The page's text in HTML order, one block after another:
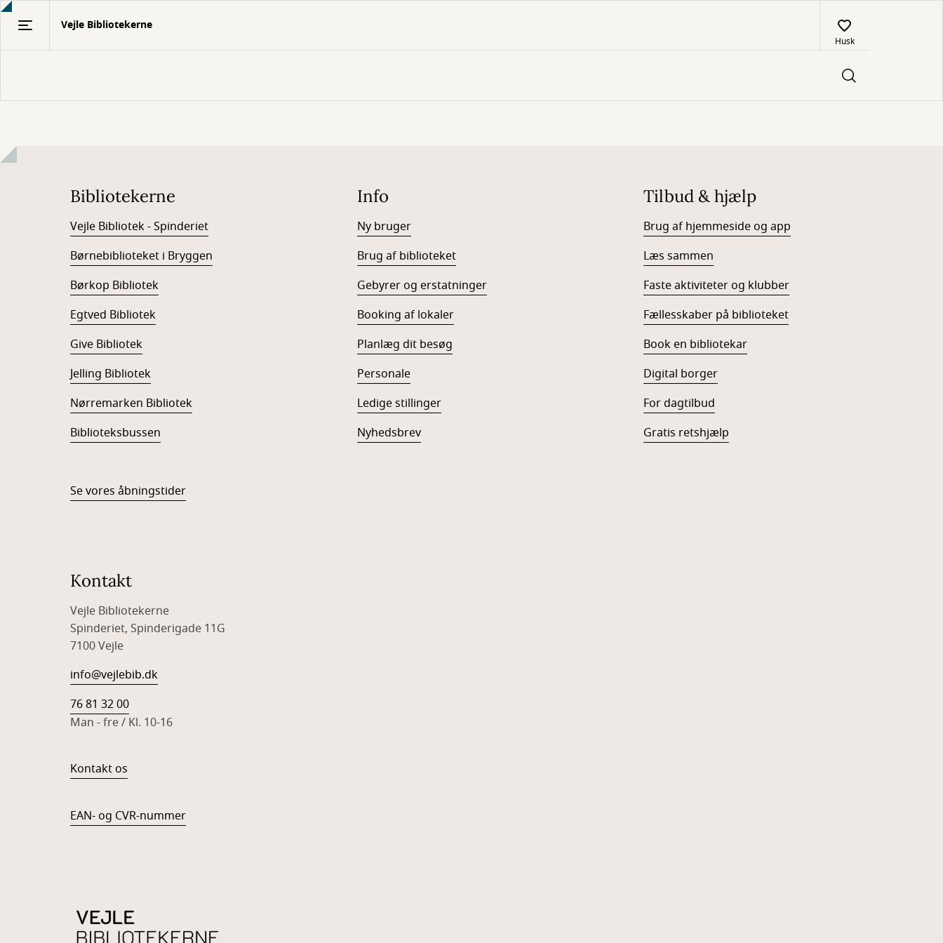
Gå
Vejle Bibliotekerne
Husk
Bibliotekerne
Vejle Bibliotek - Spinderiet
Børnebiblioteket i Bryggen
Børkop Bibliotek
Egtved Bibliotek
Give Bibliotek
Jelling Bibliotek
Nørremarken Bibliotek
Biblioteksbussen
Se vores åbningstider
Info
Ny bruger
Brug af biblioteket
Gebyrer og erstatninger
Booking af lokaler
Planlæg dit besøg
Personale
Ledige stillinger
Nyhedsbrev
Tilbud & hjælp
Brug af hjemmeside og app
Læs sammen
Faste aktiviteter og klubber
Fællesskaber på biblioteket
Book en bibliotekar
Digital borger
For dagtilbud
Gratis retshjælp
Kontakt
Vejle Bibliotekerne
Spinderiet, Spinderigade 11G
7100 Vejle
info@vejlebib.dk
76 81 32 00
Man - fre / Kl. 10-16
Kontakt os
EAN- og CVR-nummer